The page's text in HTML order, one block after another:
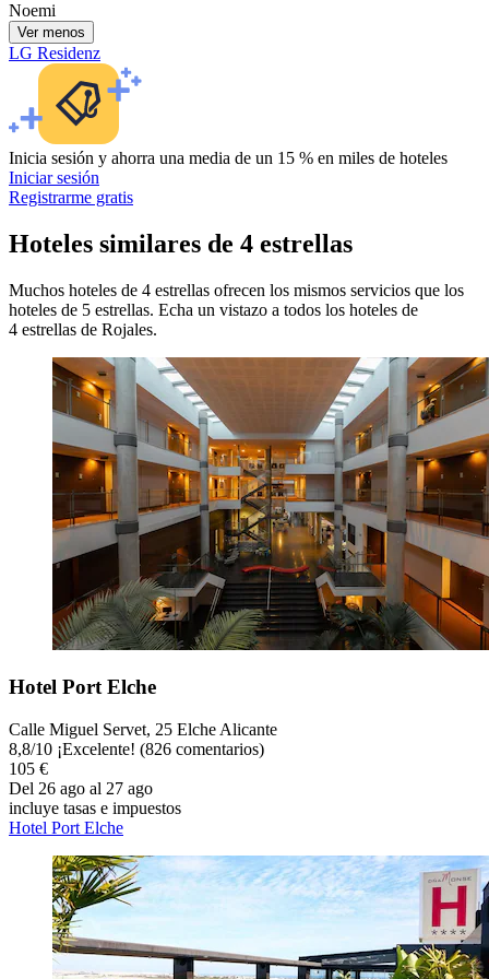
Noemi
Ver menos
LG Residenz
Inicia sesión y ahorra una media de un 15 % en miles de hoteles
Iniciar sesión
Registrarme gratis
Hoteles similares de 4 estrellas
Muchos hoteles de 4 estrellas ofrecen los mismos servicios que los
hoteles de 5 estrellas. Echa un vistazo a todos los hoteles de
4 estrellas de Rojales.
Hotel Port Elche
Calle Miguel Servet, 25 Elche Alicante
8,8/10 ¡Excelente! (826 comentarios)
105 €
Del 26 ago al 27 ago
incluye tasas e impuestos
Hotel Port Elche